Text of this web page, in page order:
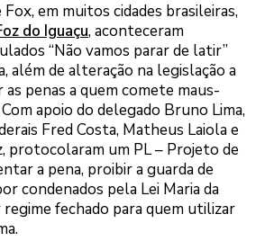
em muitos cidades brasileiras,
do Iguaçu, aconteceram
“Não vamos parar de latir”
além de alteração na legislação a
penas a quem comete maus-
apoio do delegado Bruno Lima,
Fred Costa, Matheus Laiola e
protocolaram um PL – Projeto de
a pena, proibir a guarda de
condenados pela Lei Maria da
fechado para quem utilizar